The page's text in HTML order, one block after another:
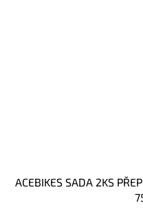
ACEBIKES SADA 2KS